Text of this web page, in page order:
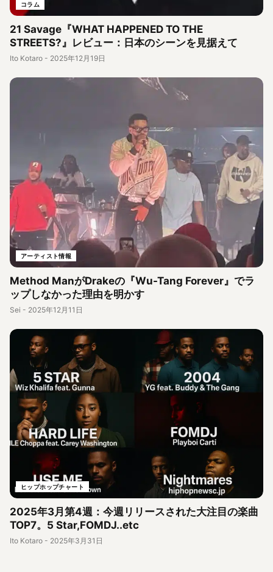
コラム
21 Savage『WHAT HAPPENED TO THE
STREETS?』レビュー：日本のシーンを見据えて
Ito Kotaro - 2025年12月19日
アーティスト情報
Method ManがDrakeの『Wu-Tang Forever』でラ
ップしなかった理由を明かす
Sei - 2025年12月11日
ヒップホップチャート
2025年3月第4週：今週リリースされた大注目の楽曲
TOP7。5 Star,FOMDJ..etc
Ito Kotaro - 2025年3月31日